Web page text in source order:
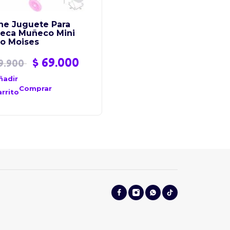
Juguete Para
Muñeco Mini
Moises
$ 69.000
Comprar